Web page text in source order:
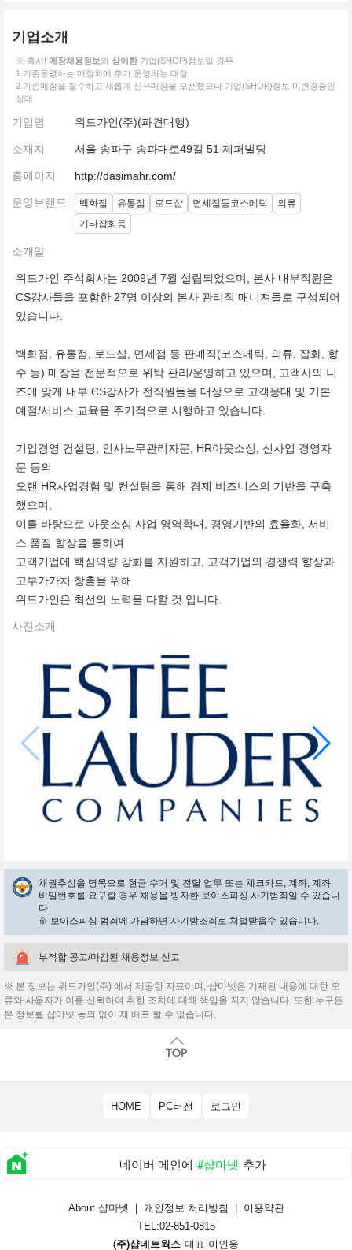
기업소개
※ 혹시! 매장채용정보와 상이한 기업(SHOP)정보일 경우
1.기존운영하는 매장외에 추가 운영하는 매장
2.기존매장을 철수하고 새롭게 신규매장을 오픈했으나 기업(SHOP)정보 미변경중인
상태
기업명 위드가인(주)(파견대행)
소재지 서울 송파구 송파대로49길 51 제퍼빌딩
홈페이지 http://dasimahr.com/
운영브랜드 백화점 유통점 로드샵 면세점등코스메틱
의류
기타잡화등
소개말
위드가인 주식회사는 2009년 7월 설립되었으며, 본사 내부직원은
CS강사들을 포함한 27명 이상의 본사 관리직 매니져들로 구성되어
있습니다.
백화점, 유통점, 로드샵, 면세점 등 판매직(코스메틱, 의류, 잡화, 향
수 등) 매장을 전문적으로 위탁 관리/운영하고 있으며, 고객사의 니
즈에 맞게 내부 CS강사가 전직원들을 대상으로 고객응대 및 기본
예절/서비스 교육을 주기적으로 시행하고 있습니다.
기업경영 컨설팅, 인사노무관리자문, HR아웃소싱, 신사업 경영자
문 등의
오랜 HR사업경험 및 컨설팅을 통해 경제 비즈니스의 기반을 구축
했으며,
이를 바탕으로 아웃소싱 사업 영역확대, 경영기반의 효율화, 서비
스 품질 향상을 통하여
고객기업에 핵심역량 강화를 지원하고, 고객기업의 경쟁력 향상과
고부가가치 창출을 위해
위드가인은 최선의 노력을 다할 것 입니다.
사진소개
채권추심을 명목으로 현금 수거 및 전달 업무 또는 체크카드, 계좌, 계좌
비밀번호를 요구할 경우 채용을 빙자한 보이스피싱 사기범죄일 수 있습니
다.
※ 보이스피싱 범죄에 가담하면 사기방조죄로 처벌받을수 있습니다.
부적합 공고/마감된 채용정보 신고
※ 본 정보는 위드가인(주) 에서 제공한 자료이며, 샵마넷은 기재된 내용에 대한 오
류와 사용자가 이를 신뢰하여 취한 조치에 대해 책임을 지지 않습니다. 또한 누구든
본 정보를 샵마넷 동의 없이 재 배포 할 수 없습니다.
HOME PC버전 로그인
네이버 메인에 #샵마넷 추가
About 샵마넷 개인정보 처리방침
이용약관
TEL:02-851-0815
(주)샵네트웍스 대표 이인용